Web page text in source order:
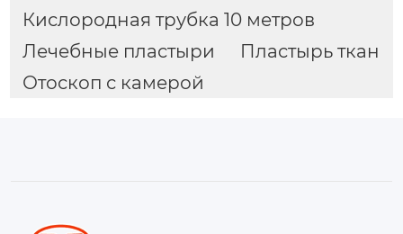
Кислородная трубка 10 метров
Лечебные пластыри
Пластырь ткан
Отоскоп с камерой